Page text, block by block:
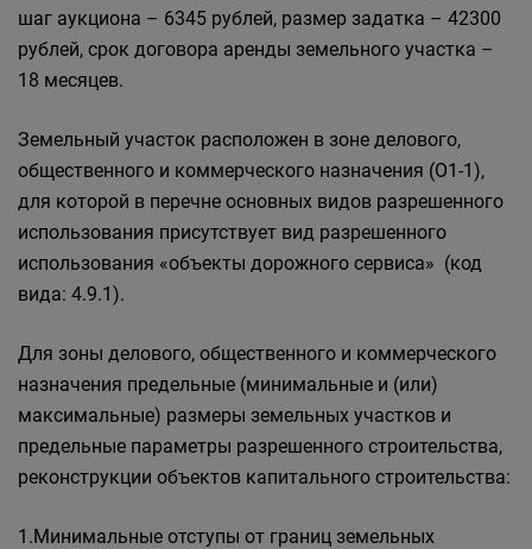
шаг аукциона – 6345 рублей, размер задатка – 42300
рублей, срок договора аренды земельного участка –
18 месяцев.
Земельный участок расположен в зоне делового,
общественного и коммерческого назначения (О1-1),
для которой в перечне основных видов разрешенного
использования присутствует вид разрешенного
использования «объекты дорожного сервиса» (код
вида: 4.9.1).
Для зоны делового, общественного и коммерческого
назначения предельные (минимальные и (или)
максимальные) размеры земельных участков и
предельные параметры разрешенного строительства,
реконструкции объектов капитального строительства:
1.Минимальные отступы от границ земельных